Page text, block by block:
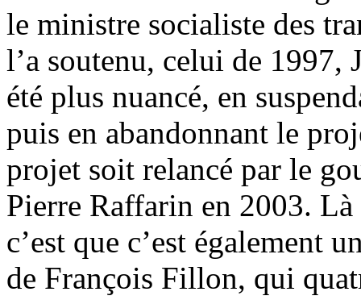
le ministre socialiste des
l’a soutenu, celui de 1997,
été plus nuancé, en
puis en abandonnant le
projet soit relancé par le
Pierre Raffarin en 2003.
c’est que c’est également
de François Fillon, qui